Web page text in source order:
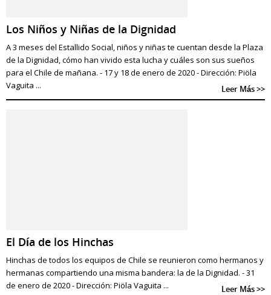
Los Niños y Niñas de la Dignidad
A 3 meses del Estallido Social, niños y niñas te cuentan desde la Plaza
de la Dignidad, cómo han vivido esta lucha y cuáles son sus sueños
para el Chile de mañana. - 17 y 18 de enero de 2020 - Dirección: Piöla
Vaguita ...
Leer Más >>
El Día de los Hinchas
Hinchas de todos los equipos de Chile se reunieron como hermanos y
hermanas compartiendo una misma bandera: la de la Dignidad. - 31
de enero de 2020 - Dirección: Piöla Vaguita ...
Leer Más >>